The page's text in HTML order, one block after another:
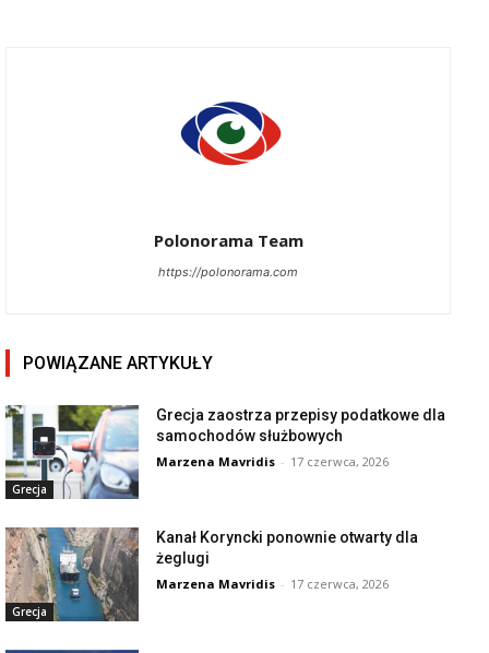
Polonorama Team
https://polonorama.com
POWIĄZANE ARTYKUŁY
Grecja
Grecja zaostrza przepisy podatkowe dla
samochodów służbowych
Marzena Mavridis - 17 czerwca, 2026
Grecja
Kanał Koryncki ponownie otwarty dla
żeglugi
Marzena Mavridis - 17 czerwca, 2026